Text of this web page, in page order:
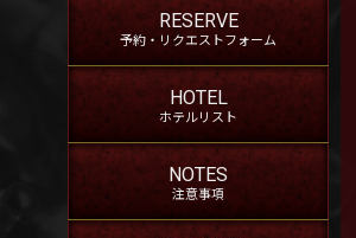
RESERVE
予約・リクエストフォーム
HOTEL
ホテルリスト
NOTES
注意事項